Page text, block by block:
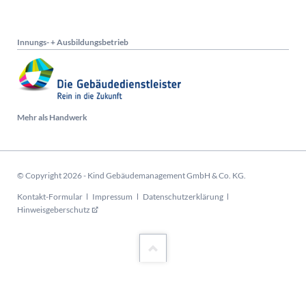
Innungs- + Ausbildungsbetrieb
Mehr als Handwerk
© Copyright 2026 - Kind Gebäudemanagement GmbH & Co. KG.
Navigation
überspringen
Kontakt-Formular Impressum
Datenschutzerklärung
Hinweisgeberschutz